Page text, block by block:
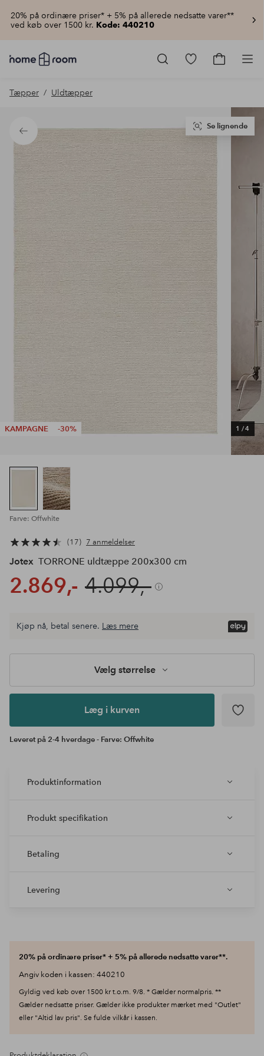
20% på ordinære priser* + 5% på allerede nedsatte varer**
ved køb over 1500 kr. Kode: 440210
Homeroom
–
hjemmet
pris
Gå
Gå
Tæpper Uldtæpper
Tilbage
KAMPAGNE -30% 1 /4
Se lignende
Farve: Offwhite
17 7 anmeldelser
Jotex TORRONE uldtæppe 200x300 cm
2.869,- 4.099,-
Læg i
Kjøp nå, betal senere. Læs mere
Vælg størrelse
Læg i kurven
Leveret på 2-4 hverdage - Farve: Offwhite
Produktinformation
Produkt specifikation
Betaling
Levering
20% på ordinære priser* + 5% på allerede nedsatte varer**.
Angiv koden i kassen: 440210
Gyldig ved køb over 1500 kr t.o.m. 9/8. * Gælder normalpris. **
Gælder nedsatte priser. Gælder ikke produkter mærket med "Outlet"
eller "Altid lav pris". Se fulde vilkår i kassen.